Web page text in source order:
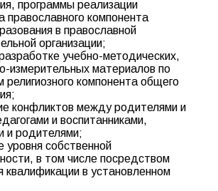
программы реализации
православного компонента
в православной
организации;
учебно-методических,
измерительных материалов по
компонента общего
конфликтов между родителями и
и воспитанниками,
и родителями;
уровня собственной
в том числе посредством
квалификации в установленном